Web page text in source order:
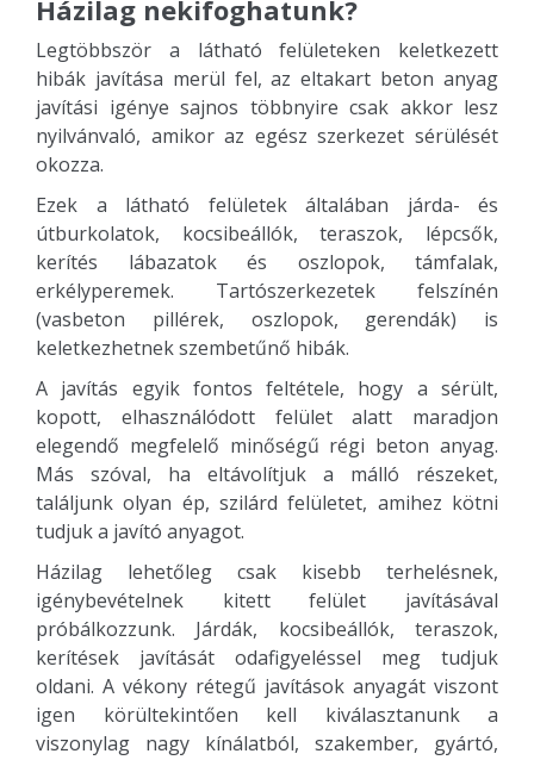
Házilag nekifoghatunk?
Legtöbbször a látható felületeken keletkezett
hibák javítása merül fel, az eltakart beton anyag
javítási igénye sajnos többnyire csak akkor lesz
nyilvánvaló, amikor az egész szerkezet sérülését
okozza.
Ezek a látható felületek általában járda- és
útburkolatok, kocsibeállók, teraszok, lépcsők,
kerítés lábazatok és oszlopok, támfalak,
erkélyperemek. Tartószerkezetek felszínén
(vasbeton pillérek, oszlopok, gerendák) is
keletkezhetnek szembetűnő hibák.
A javítás egyik fontos feltétele, hogy a sérült,
kopott, elhasználódott felület alatt maradjon
elegendő megfelelő minőségű régi beton anyag.
Más szóval, ha eltávolítjuk a málló részeket,
találjunk olyan ép, szilárd felületet, amihez kötni
tudjuk a javító anyagot.
Házilag lehetőleg csak kisebb terhelésnek,
igénybevételnek kitett felület javításával
próbálkozzunk. Járdák, kocsibeállók, teraszok,
kerítések javítását odafigyeléssel meg tudjuk
oldani. A vékony rétegű javítások anyagát viszont
igen körültekintően kell kiválasztanunk a
viszonylag nagy kínálatból, szakember, gyártó,